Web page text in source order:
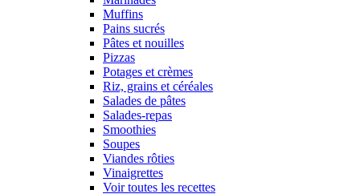
Muffins
Pains sucrés
Pâtes et nouilles
Pizzas
Potages et crèmes
Riz, grains et céréales
Salades de pâtes
Salades-repas
Smoothies
Soupes
Viandes rôties
Vinaigrettes
Voir toutes les recettes